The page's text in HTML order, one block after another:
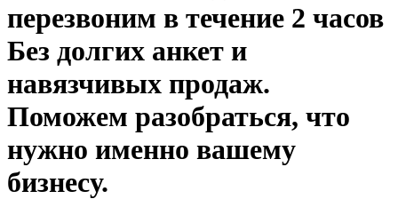
перезвоним в течение 2 часов
Без долгих анкет и
навязчивых продаж.
Поможем разобраться, что
нужно именно вашему
бизнесу.